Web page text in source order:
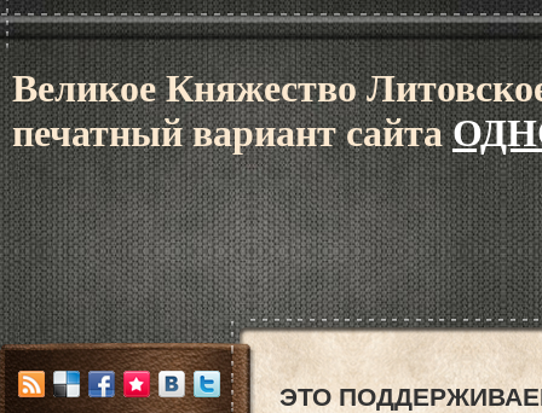
Великое Княжество
печатный вариант сайта
ЭТО